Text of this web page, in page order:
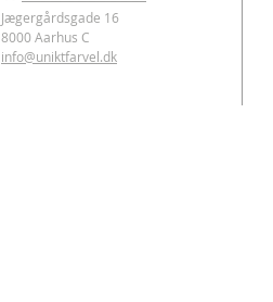
Jægergårdsgade 16
8000 Aarhus C
info@uniktfarvel.dk